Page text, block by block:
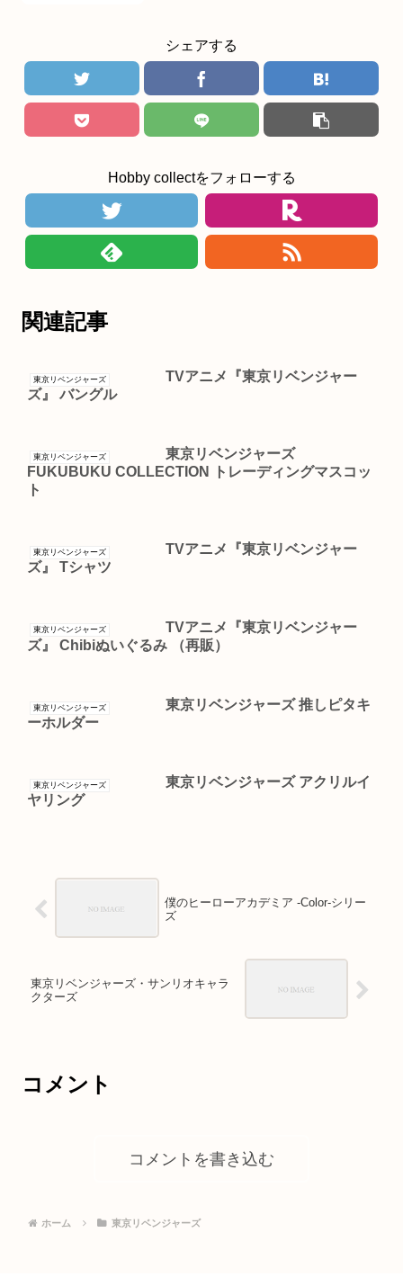
シェアする
Hobby collectをフォローする
関連記事
東京リベンジャーズ
TVアニメ『東京リベンジャー
ズ』 バングル
東京リベンジャーズ
東京リベンジャーズ
FUKUBUKU COLLECTION トレーディングマスコッ
ト
東京リベンジャーズ
TVアニメ『東京リベンジャー
ズ』 Tシャツ
東京リベンジャーズ
TVアニメ『東京リベンジャー
ズ』 Chibiぬいぐるみ （再販）
東京リベンジャーズ
東京リベンジャーズ 推しピタキ
ーホルダー
東京リベンジャーズ
東京リベンジャーズ アクリルイ
ヤリング
僕のヒーローアカデミア -Color-シリー
ズ
東京リベンジャーズ・サンリオキャラ
クターズ
コメント
コメントを書き込む
ホーム 東京リベンジャーズ